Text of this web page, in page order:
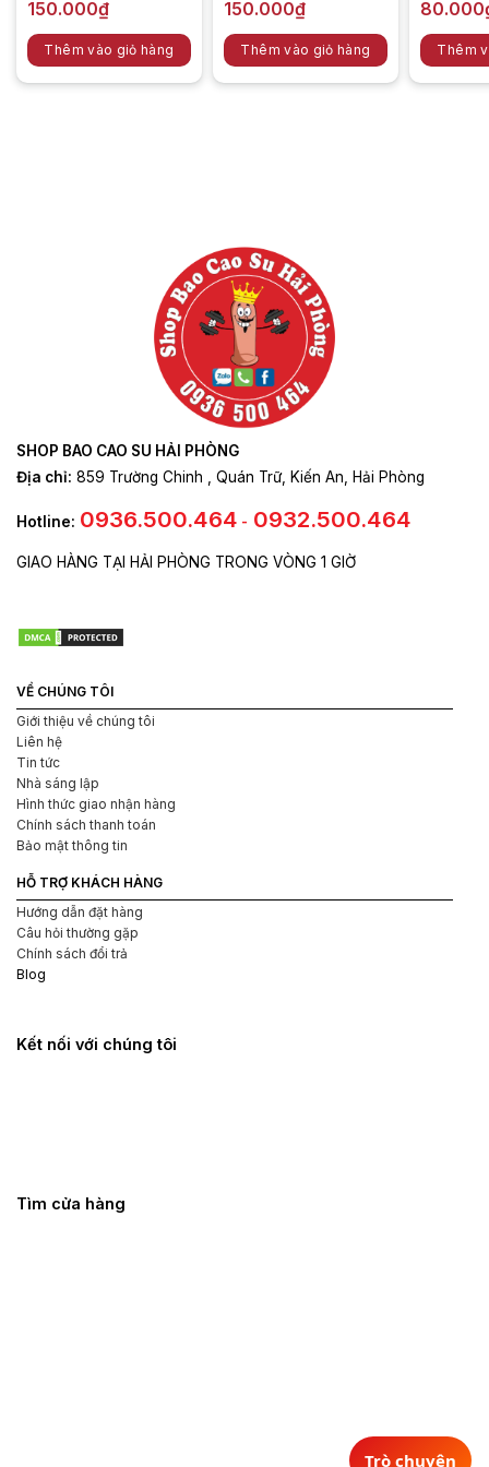
Website : baocaosuhaiphong.vn
Là đại lý số 1 phân phối các sản phẩm phòng the trên 63
150.000₫
Thêm vào giỏ hàng
150.000₫
Thêm vào giỏ hàng
tùy
chọn
có
thể
được
chọn
trên
trang
sản
phẩm
80.000
Thêm
SHOP BAO CAO SU HẢI PHÒNG
Địa chỉ: 859 Trường Chinh , Quán Trữ, Kiến An, Hải Phòng
Hotline: 0936.500.464 - 0932.500.464
GIAO HÀNG TẠI HẢI PHÒNG TRONG VÒNG 1 GIỜ
VỀ CHÚNG TÔI
Giới thiệu về chúng tôi
Liên hệ
Tin tức
Nhà sáng lập
Hình thức giao nhận hàng
Chính sách thanh toán
Bảo mật thông tin
HỖ TRỢ KHÁCH HÀNG
Hướng dẫn đặt hàng
Câu hỏi thường gặp
Chính sách đổi trả
Blog
Kết nối với chúng tôi
Tìm cửa hàng
Trò chuyện